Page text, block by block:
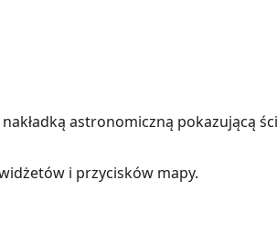
astronomiczną pokazującą
i przycisków mapy.